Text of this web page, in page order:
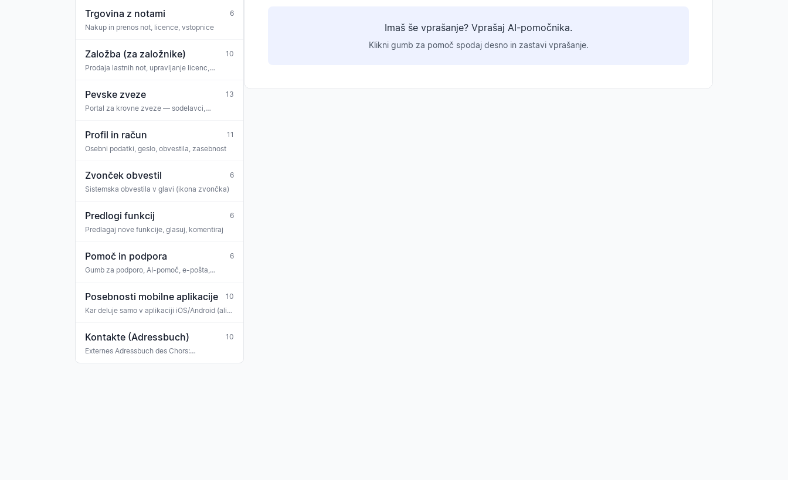
Trgovina z notami
6
Nakup in prenos not, licence, vstopnice
Založba (za založnike)
10
Prodaja lastnih not, upravljanje licenc,
Pevske zveze
13
Portal za krovne zveze — sodelavci,
Profil in račun
11
Osebni podatki, geslo, obvestila, zasebnost
Zvonček obvestil
6
Sistemska obvestila v glavi (ikona zvončka)
Predlogi funkcij
6
Predlagaj nove funkcije, glasuj, komentiraj
Pomoč in podpora
6
Gumb za podporo, AI-pomoč, e-pošta,
Posebnosti mobilne aplikacije
10
Kar deluje samo v aplikaciji iOS/Android (ali
Kontakte (Adressbuch)
10
Externes Adressbuch des Chors:
Imaš še vprašanje? Vprašaj AI-pomočnika.
Klikni gumb za pomoč spodaj desno in zastavi vprašanje.